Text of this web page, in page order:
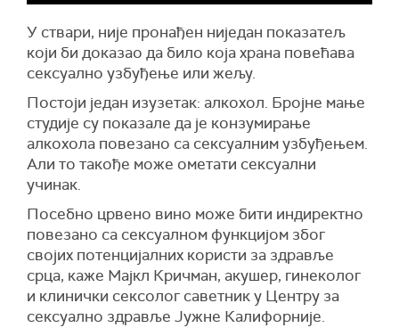
У ствари, није пронађен ниједан показатељ
који би доказао да било која храна повећава
сексуално узбуђење или жељу.
Постоји један изузетак: алкохол. Бројне мање
студије су показале да је конзумирање
алкохола повезано са сексуалним узбуђењем.
Али то такође може ометати сексуални
учинак.
Посебно црвено вино може бити индиректно
повезано са сексуалном функцијом због
својих потенцијалних користи за здравље
срца, каже Мајкл Кричман, акушер, гинеколог
и клинички сексолог саветник у Центру за
сексуално здравље Јужне Калифорније.